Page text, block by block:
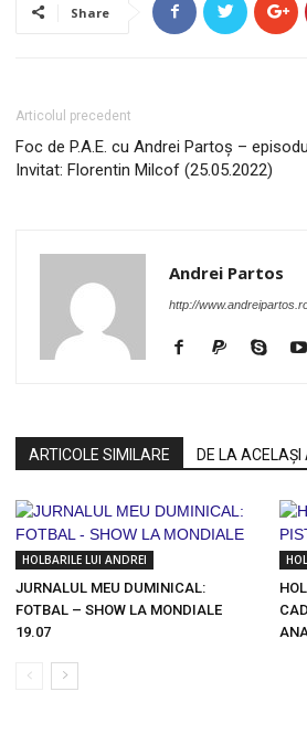
Share
Articolul precedent
Foc de P.A.E. cu Andrei Partoș –
Invitat: Florentin Milcof (25.05.2022)
Andrei Partos
http://
ARTICOLE SIMILARE DE LA ACELAȘI
HOLBARILE LUI ANDREI
JURNALUL MEU DUMINICAL:
FOTBAL – SHOW LA MONDIALE
19.07